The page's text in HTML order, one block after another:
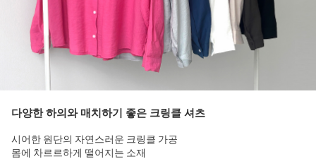
다양한 하의와 매치하기 좋은 크링클 셔츠
시어한 원단의 자연스러운 크링클 가공
몸에 차르르하게 떨어지는 소재